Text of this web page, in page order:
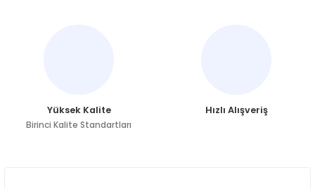
Yüksek Kalite
Birinci Kalite Standartları
Hızlı Alışveriş